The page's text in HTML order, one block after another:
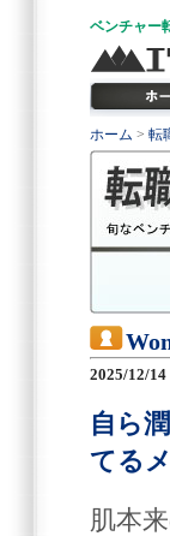
ベンチャー
ホーム > 転
2025/12/14
自ら
てる
肌本